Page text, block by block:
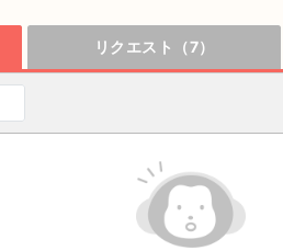
リクエスト（7）